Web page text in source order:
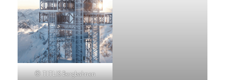
© TITLIS Bergbahnen